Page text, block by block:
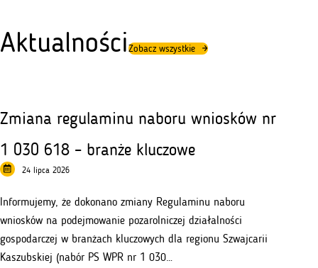
AktualnościZobacz wszystkie
Zmiana regulaminu naboru wniosków nr
1 030 618 – branże kluczowe
24 lipca 2026
Informujemy, że dokonano zmiany Regulaminu naboru
wniosków na podejmowanie pozarolniczej działalności
gospodarczej w branżach kluczowych dla regionu Szwajcarii
Kaszubskiej (nabór PS WPR nr 1 030…